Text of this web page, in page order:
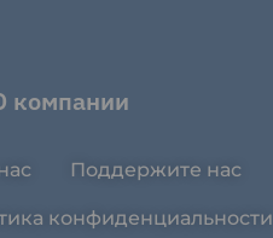
компании
Поддержите нас
конфиденциальности